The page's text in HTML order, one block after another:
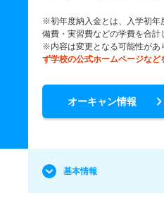
※初年度納入金とは、入学初年
備費・実習費などの学費を合計
※内容は変更となる可能性があ
ず学校の公式ホームページなど
オーキャン情報
基本情報